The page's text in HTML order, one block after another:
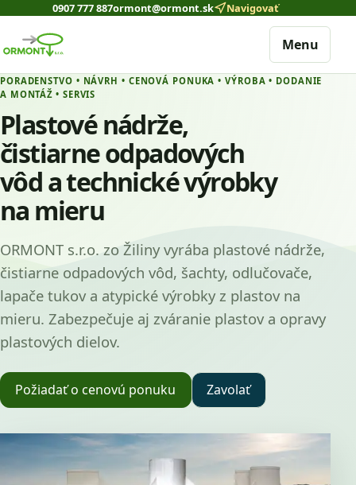
0907 777 887ormont@ormont.sk Navigovať
Menu
PORADENSTVO • NÁVRH • CENOVÁ PONUKA • VÝROBA • DODANIE
A MONTÁŽ • SERVIS
Plastové nádrže,
čistiarne odpadových
vôd a technické výrobky
na mieru
ORMONT s.r.o. zo Žiliny vyrába plastové nádrže,
čistiarne odpadových vôd, šachty, odlučovače,
lapače tukov a atypické výrobky z plastov na
mieru. Zabezpečuje aj zváranie plastov a opravy
plastových dielov.
Požiadať o cenovú ponuku Zavolať